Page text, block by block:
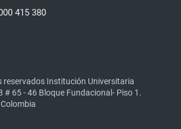
415 380
reservados Institución Universitaria
# 65 - 46 Bloque Fundacional- Piso 1.